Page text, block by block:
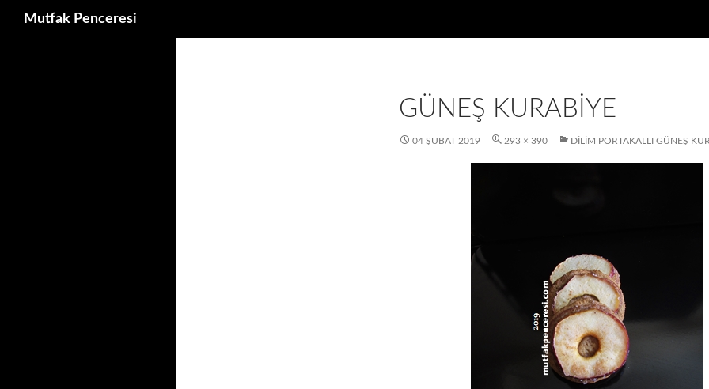
Mutfak Penceresi
GÜNEŞ KURABIYE
04 ŞUBAT 2019 293 × 390 DILIM PORTAKALLI GÜNEŞ